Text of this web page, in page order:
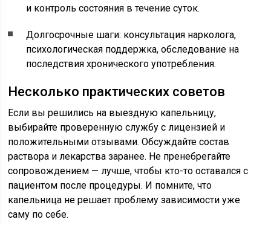
и контроль состояния в течение суток.
Долгосрочные шаги: консультация нарколога,
психологическая поддержка, обследование на
последствия хронического употребления.
Несколько практических советов
Если вы решились на выездную капельницу,
выбирайте проверенную службу с лицензией и
положительными отзывами. Обсуждайте состав
раствора и лекарства заранее. Не пренебрегайте
сопровождением — лучше, чтобы кто-то оставался с
пациентом после процедуры. И помните, что
капельница не решает проблему зависимости уже
саму по себе.